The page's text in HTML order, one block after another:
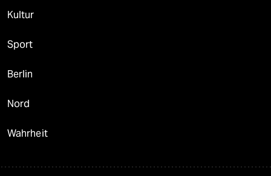
Kultur
Sport
Berlin
Nord
Wahrheit